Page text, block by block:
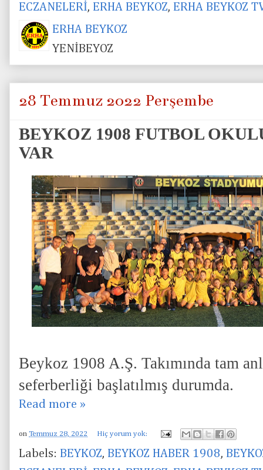
ECZANELERİ, ERHA BEYKOZ, ERHA BEYKOZ
ERHA BEYKOZ
YENİBEYOZ
28 Temmuz 2022 Perşembe
BEYKOZ 1908 FUTBOL
VAR
Beykoz 1908 A.Ş. Takımında tam
seferberliği başlatılmış durumda.
Read more »
on Temmuz 28, 2022 Hiç yorum yok:
Labels: BEYKOZ, BEYKOZ HABER 1908,